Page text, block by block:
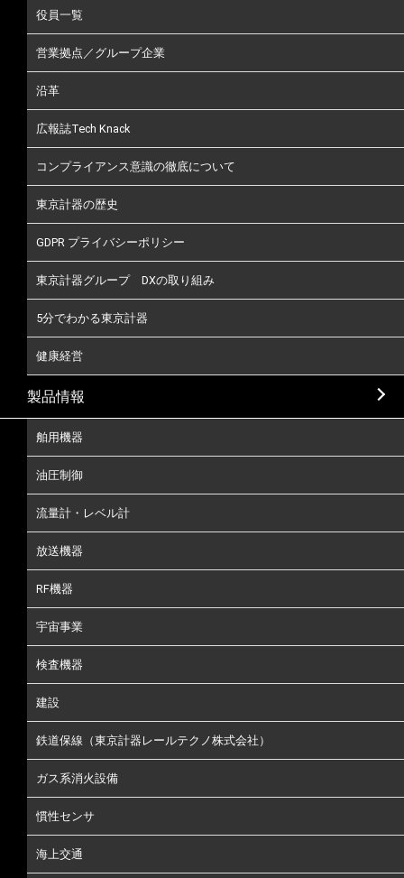
役員一覧
営業拠点／グループ企業
沿革
広報誌Tech Knack
コンプライアンス意識の徹底について
東京計器の歴史
GDPR プライバシーポリシー
東京計器グループ DXの取り組み
5分でわかる東京計器
健康経営
製品情報
舶用機器
油圧制御
流量計・レベル計
放送機器
RF機器
宇宙事業
検査機器
建設
鉄道保線（東京計器レールテクノ株式会社）
ガス系消火設備
慣性センサ
海上交通